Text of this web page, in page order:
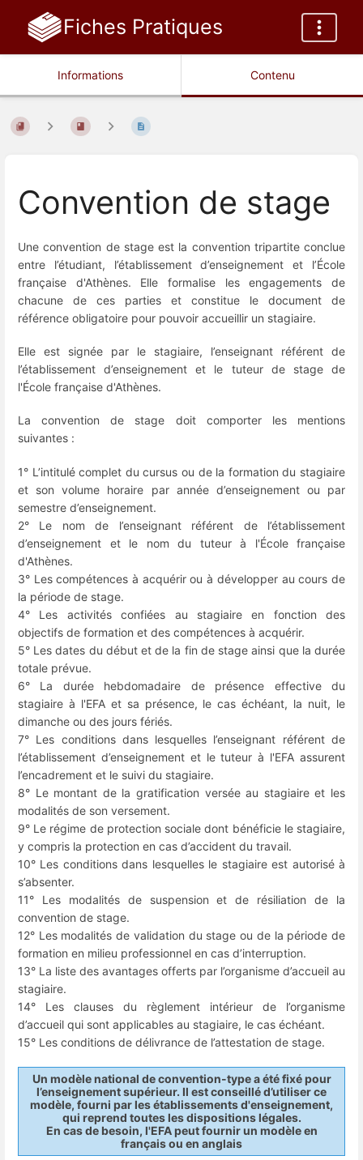
Fiches Pratiques
Informations Contenu
Convention de stage
Une convention de stage est la convention tripartite conclue
entre l’étudiant, l’établissement d’enseignement et l’École
française d'Athènes. Elle formalise les engagements de
chacune de ces parties et constitue le document de
référence obligatoire pour pouvoir accueillir un stagiaire.
Elle est signée par le stagiaire, l’enseignant référent de
l’établissement d’enseignement et le tuteur de stage de
l'École française d'Athènes.
La convention de stage doit comporter les mentions
suivantes :
1° L’intitulé complet du cursus ou de la formation du stagiaire
et son volume horaire par année d’enseignement ou par
semestre d’enseignement.
2° Le nom de l’enseignant référent de l’établissement
d’enseignement et le nom du tuteur à l'École française
d'Athènes.
3° Les compétences à acquérir ou à développer au cours de
la période de stage.
4° Les activités confiées au stagiaire en fonction des
objectifs de formation et des compétences à acquérir.
5° Les dates du début et de la fin de stage ainsi que la durée
totale prévue.
6° La durée hebdomadaire de présence effective du
stagiaire à l'EFA et sa présence, le cas échéant, la nuit, le
dimanche ou des jours fériés.
7° Les conditions dans lesquelles l’enseignant référent de
l’établissement d’enseignement et le tuteur à l'EFA assurent
l’encadrement et le suivi du stagiaire.
8° Le montant de la gratification versée au stagiaire et les
modalités de son versement.
9° Le régime de protection sociale dont bénéficie le stagiaire,
y compris la protection en cas d’accident du travail.
10° Les conditions dans lesquelles le stagiaire est autorisé à
s’absenter.
11° Les modalités de suspension et de résiliation de la
convention de stage.
12° Les modalités de validation du stage ou de la période de
formation en milieu professionnel en cas d’interruption.
13° La liste des avantages offerts par l’organisme d’accueil au
stagiaire.
14° Les clauses du règlement intérieur de l’organisme
d’accueil qui sont applicables au stagiaire, le cas échéant.
15° Les conditions de délivrance de l’attestation de stage.
Un modèle national de convention-type a été fixé pour
l’enseignement supérieur. Il est conseillé d’utiliser ce
modèle, fourni par les établissements d'enseignement,
qui reprend toutes les dispositions légales.
En cas de besoin, l'EFA peut fournir un modèle en
français ou en anglais